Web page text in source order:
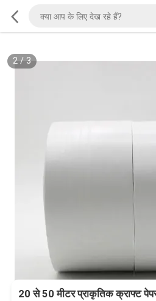
2/ 3
20 से 50 मीटर प्राकृतिक क्राफ्ट